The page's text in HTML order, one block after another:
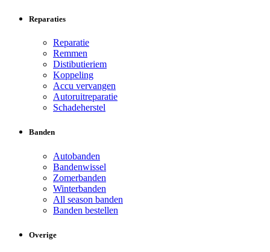
Reparaties
Reparatie
Remmen
Distibutieriem
Koppeling
Accu vervangen
Autoruitreparatie
Schadeherstel
Banden
Autobanden
Bandenwissel
Zomerbanden
Winterbanden
All season banden
Banden bestellen
Overige